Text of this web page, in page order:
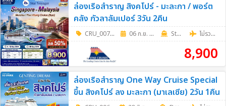
ล่องเรือสำราญ สิงคโปร์ - มะละกา / พอร์ต
คลัง กัวลาลัมเปอร์ 3วัน 2คืน
CRU_0075 3วัน 2คืน
06 ก.ย. 69 - 20 ก.ย. 69 Star Cruises ไม่รวมตั๋วเครื่องบิน
8,900
ล่องเรือสำราญ One Way Cruise Special
ขึ้น สิงคโปร์ ลง มะละกา (มาเลเซีย) 2วัน 1คืน